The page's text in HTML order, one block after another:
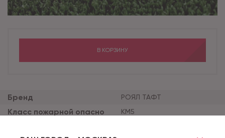
Бренд РОЯЛ ТАФТ
Класс пожарной опасно
КМ5
Вес нетто
В КОРЗИНУ